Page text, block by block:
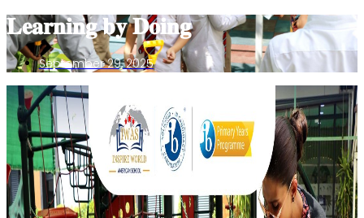
𝐋𝐞𝐚𝐫𝐧𝐢𝐧𝐠 𝐛𝐲 𝐃𝐨𝐢𝐧𝐠
September 29, 2025